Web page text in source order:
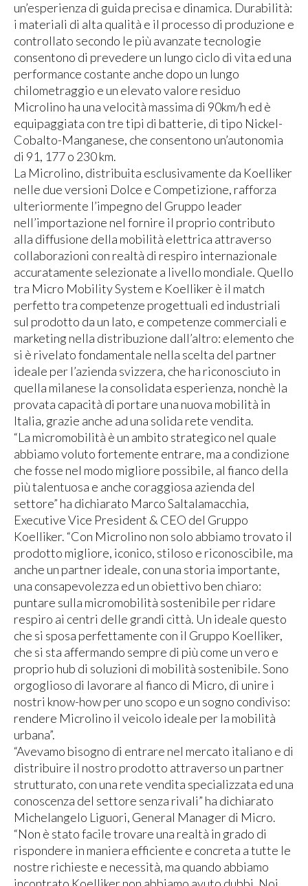
un’esperienza di guida precisa e dinamica. Durabilità:
i materiali di alta qualità e il processo di produzione e
controllato secondo le più avanzate tecnologie
consentono di prevedere un lungo ciclo di vita ed una
performance costante anche dopo un lungo
chilometraggio e un elevato valore residuo
Microlino ha una velocità massima di 90km/h ed è
equipaggiata con tre tipi di batterie, di tipo Nickel-
Cobalto-Manganese, che consentono un’autonomia
di 91, 177 o 230 km.
La Microlino, distribuita esclusivamente da Koelliker
nelle due versioni Dolce e Competizione, rafforza
ulteriormente l’impegno del Gruppo leader
nell’importazione nel fornire il proprio contributo
alla diffusione della mobilità elettrica attraverso
collaborazioni con realtà di respiro internazionale
accuratamente selezionate a livello mondiale. Quello
tra Micro Mobility System e Koelliker è il match
perfetto tra competenze progettuali ed industriali
sul prodotto da un lato, e competenze commerciali e
marketing nella distribuzione dall’altro: elemento che
si è rivelato fondamentale nella scelta del partner
ideale per l’azienda svizzera, che ha riconosciuto in
quella milanese la consolidata esperienza, nonchè la
provata capacità di portare una nuova mobilità in
Italia, grazie anche ad una solida rete vendita.
“La micromobilità è un ambito strategico nel quale
abbiamo voluto fortemente entrare, ma a condizione
che fosse nel modo migliore possibile, al fianco della
più talentuosa e anche coraggiosa azienda del
settore” ha dichiarato Marco Saltalamacchia,
Executive Vice President & CEO del Gruppo
Koelliker. “Con Microlino non solo abbiamo trovato il
prodotto migliore, iconico, stiloso e riconoscibile, ma
anche un partner ideale, con una storia importante,
una consapevolezza ed un obiettivo ben chiaro:
puntare sulla micromobilità sostenibile per ridare
respiro ai centri delle grandi città. Un ideale questo
che si sposa perfettamente con il Gruppo Koelliker,
che si sta affermando sempre di più come un vero e
proprio hub di soluzioni di mobilità sostenibile. Sono
orgoglioso di lavorare al fianco di Micro, di unire i
nostri know-how per uno scopo e un sogno condiviso:
rendere Microlino il veicolo ideale per la mobilità
urbana”.
“Avevamo bisogno di entrare nel mercato italiano e di
distribuire il nostro prodotto attraverso un partner
strutturato, con una rete vendita specializzata ed una
conoscenza del settore senza rivali” ha dichiarato
Michelangelo Liguori, General Manager di Micro.
“Non è stato facile trovare una realtà in grado di
rispondere in maniera efficiente e concreta a tutte le
nostre richieste e necessità, ma quando abbiamo